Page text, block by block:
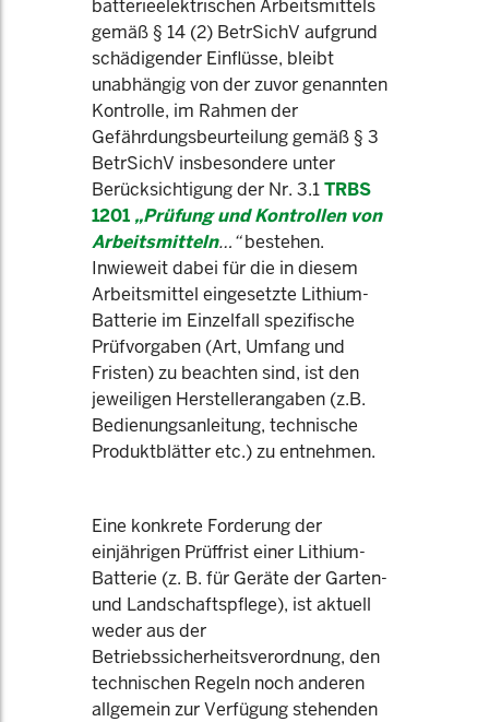
batterieelektrischen Arbeitsmittels
gemäß § 14 (2) BetrSichV aufgrund
schädigender Einflüsse, bleibt
unabhängig von der zuvor genannten
Kontrolle, im Rahmen der
Gefährdungsbeurteilung gemäß § 3
BetrSichV insbesondere unter
Berücksichtigung der Nr. 3.1TRBS
1201 „Prüfung und Kontrollen von
Arbeitsmitteln…“bestehen.
Inwieweit dabei für die in diesem
Arbeitsmittel eingesetzte Lithium-
Batterie im Einzelfall spezifische
Prüfvorgaben (Art, Umfang und
Fristen) zu beachten sind, ist den
jeweiligen Herstellerangaben (z.B.
Bedienungsanleitung, technische
Produktblätter etc.) zu entnehmen.
Eine konkrete Forderung der
einjährigen Prüffrist einer Lithium-
Batterie (z. B. für Geräte der Garten-
und Landschaftspflege), ist aktuell
weder aus der
Betriebssicherheitsverordnung, den
technischen Regeln noch anderen
allgemein zur Verfügung stehenden